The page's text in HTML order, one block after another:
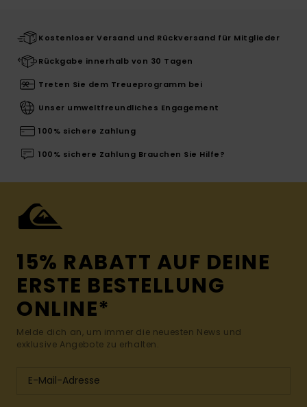
Kostenloser Versand und Rückversand für Mitglieder
Rückgabe innerhalb von 30 Tagen
Treten Sie dem Treueprogramm bei
Unser umweltfreundliches Engagement
100% sichere Zahlung
100% sichere Zahlung Brauchen Sie Hilfe?
15% RABATT AUF DEINE
ERSTE BESTELLUNG
ONLINE*
Melde dich an, um immer die neuesten News und
exklusive Angebote zu erhalten.